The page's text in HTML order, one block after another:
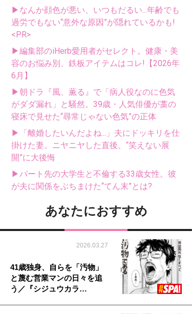
▶なんか顔色が悪い、いつもだるい...年齢でも
過労でもない“意外な原因”が隠れているかも!
<PR>
▶編集部のiHerb愛用者がセレクト。健康・美
容のお悩み別、鉄板アイテムはコレ!【2026年
6月】
▶朝ドラ『風、薫る』で「病人役なのに色気
がダダ漏れ」と騒然。39歳・人気俳優が藁の
寝床で見せた“尋常じゃない色気”の正体
▶「離婚したいんだよね...」夫にドッキリを仕
掛けた妻。ニヤニヤした直後、“笑えない展
開”に大後悔
▶パート先の大学生と不倫する33歳女性。彼
が夫に関係をぶちまけた“てん末”とは?
あなたにおすすめ
2026.03.27
41歳独身、自らを「汚物」
と蔑む営業マンの日々を追
う／『シジュウカラ…